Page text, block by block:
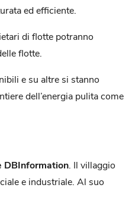
ed efficiente.
di flotte potranno
flotte.
e su altre si stanno
dell’energia pulita come
DBInformation . Il villaggio
e industriale. Al suo